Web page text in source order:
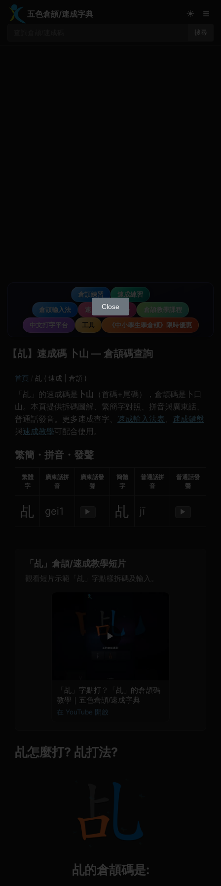
五色倉頡/速成字典
搜尋
☀ ≡
倉頡練習
速成練習
倉頡輸入法
速成輸入法教學
倉頡教學課程
中文打字平台
工具 《中小學生學倉頡》限時優惠
【乩】速成碼 卜山 — 倉頡碼查詢
首頁 乩 ( 速成 | 倉頡 )
「乩」的速成碼是 卜山 （首碼+尾碼），倉頡碼是卜口
山。本頁提供拆碼圖解、繁簡字對照、拼音與廣東話、
普通話發音。更多速成查字、 速成輸入法表、 速成鍵盤
與速成教學可配合使用。
繁簡・拼音・發聲
繁體
字
廣東話拼
音
廣東話發
聲
簡體
字
普通話拼
音
普通話發
聲
乩 gei1 ▶ 乩 jī ▶
「乩」倉頡/速成教學短片
觀看短片示範「乩」字點樣拆碼及輸入。
▶
「乩」字點打？「乩」的倉頡碼
教學｜五色倉頡/速成字典
在 YouTube 開啟
乩怎麼打? 乩打法?
乩的倉頡碼是:
Close